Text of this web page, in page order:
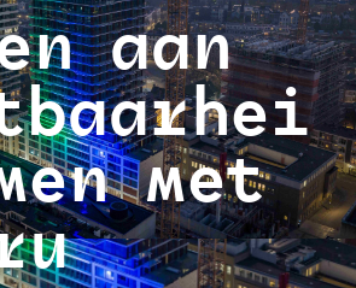
aan
met